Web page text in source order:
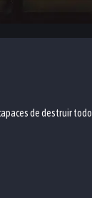
de destruir todo